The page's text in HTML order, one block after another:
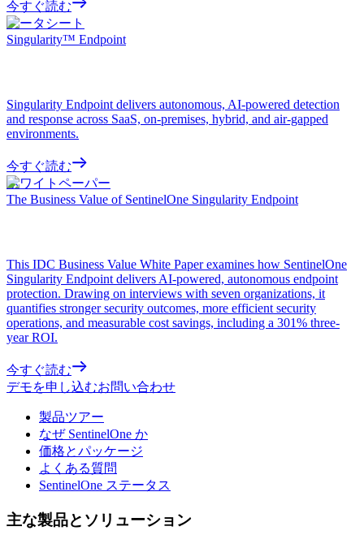
今すぐ読む
データシート
Singularity™ Endpoint
Singularity Endpoint delivers autonomous, AI-powered detection
and response across SaaS, on-premises, hybrid, and air-gapped
environments.
今すぐ読む
ホワイトペーパー
The Business Value of SentinelOne Singularity Endpoint
This IDC Business Value White Paper examines how SentinelOne
Singularity Endpoint delivers AI-powered, autonomous endpoint
protection. Drawing on interviews with seven organizations, it
quantifies stronger security outcomes, more efficient security
operations, and measurable cost savings, including a 301% three-
year ROI.
今すぐ読む
デモを申し込むお問い合わせ
製品ツアー
なぜ SentinelOne か
価格とパッケージ
よくある質問
SentinelOne ステータス
主な製品とソリューション